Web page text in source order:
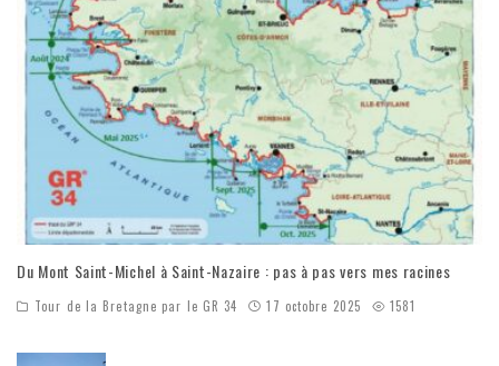
Du Mont Saint-Michel à Saint-Nazaire : pas à pas vers mes racines
Tour de la Bretagne par le GR 34 17 octobre 2025 1581